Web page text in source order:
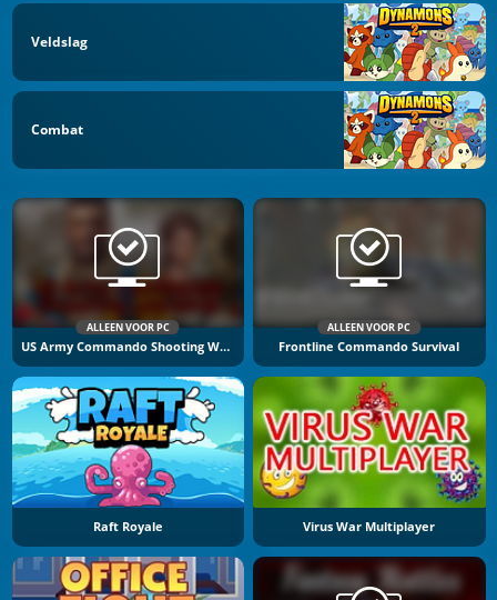
Veldslag
Combat
ALLEEN VOOR PC
US Army Commando Shooting Warzone
ALLEEN VOOR PC
Frontline Commando Survival
Raft Royale Virus War Multiplayer